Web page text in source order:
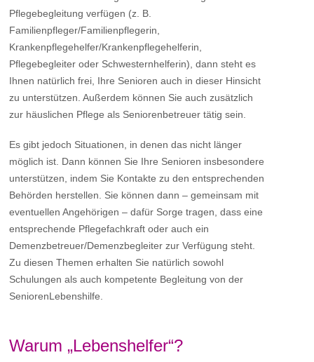
Pflegebegleitung verfügen (z. B.
Familienpfleger/Familienpflegerin,
Krankenpflegehelfer/Krankenpflegehelferin,
Pflegebegleiter oder Schwesternhelferin), dann steht es
Ihnen natürlich frei, Ihre Senioren auch in dieser Hinsicht
zu unterstützen. Außerdem können Sie auch zusätzlich
zur häuslichen Pflege als Seniorenbetreuer tätig sein.
Es gibt jedoch Situationen, in denen das nicht länger
möglich ist. Dann können Sie Ihre Senioren insbesondere
unterstützen, indem Sie Kontakte zu den entsprechenden
Behörden herstellen. Sie können dann – gemeinsam mit
eventuellen Angehörigen – dafür Sorge tragen, dass eine
entsprechende Pflegefachkraft oder auch ein
Demenzbetreuer/Demenzbegleiter zur Verfügung steht.
Zu diesen Themen erhalten Sie natürlich sowohl
Schulungen als auch kompetente Begleitung von der
SeniorenLebenshilfe.
Warum „Lebenshelfer“?